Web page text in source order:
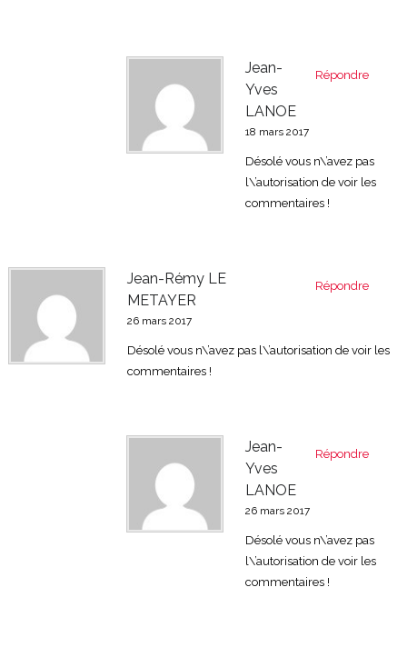
Répondre
Jean-
Yves
LANOE
18 mars 2017
Désolé vous n\’avez pas
l\’autorisation de voir les
commentaires !
Répondre
Jean-Rémy LE
METAYER
26 mars 2017
Désolé vous n\’avez pas l\’autorisation de voir les
commentaires !
Répondre
Jean-
Yves
LANOE
26 mars 2017
Désolé vous n\’avez pas
l\’autorisation de voir les
commentaires !